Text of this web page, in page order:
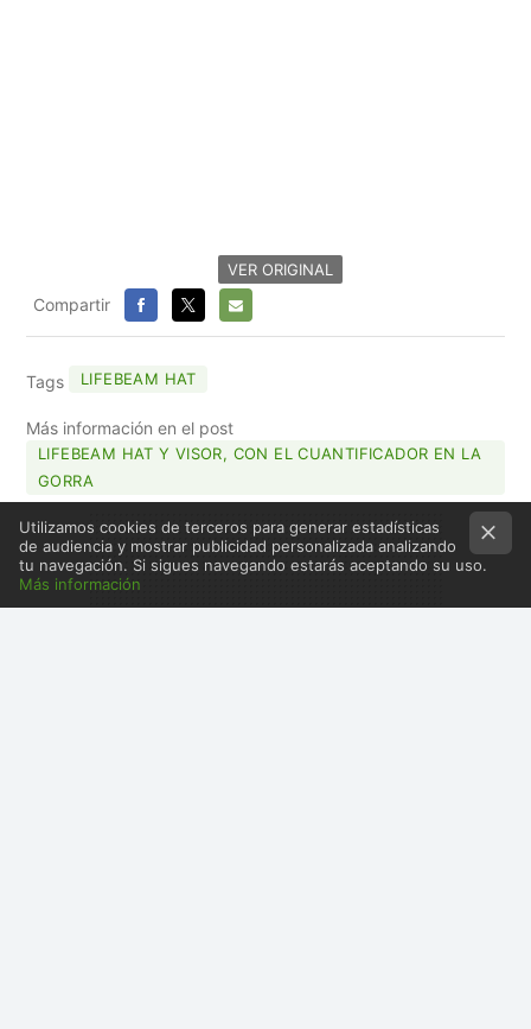
VER ORIGINAL
Compartir
FACEBOOK
X
E-
Tags LIFEBEAM HAT
Más información en el post
LIFEBEAM HAT Y VISOR, CON EL CUANTIFICADOR EN LA
GORRA
Utilizamos cookies de terceros para generar estadísticas
de audiencia y mostrar publicidad personalizada analizando
tu navegación. Si sigues navegando estarás aceptando su uso.
Más información